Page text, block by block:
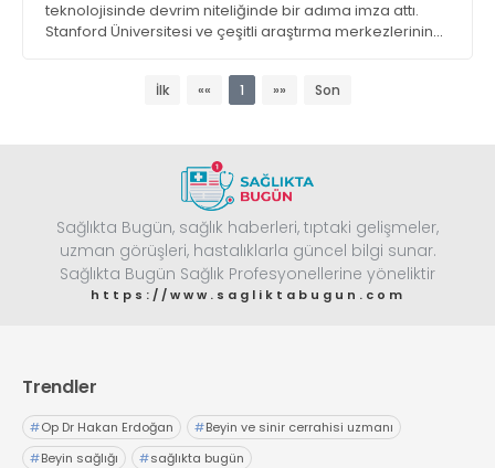
teknolojisinde devrim niteliğinde bir adıma imza attı.
Stanford Üniversitesi ve çeşitli araştırma merkezlerinin
kaybetmiş bireylerin beyin sinyallerini, yapay zeka
aracılığıyla saniyeler içinde metne ve sese
İlk «« 1 »» Son
Sağlıkta Bugün, sağlık haberleri, tıptaki gelişmeler,
uzman görüşleri, hastalıklarla güncel bilgi sunar.
Sağlıkta Bugün Sağlık Profesyonellerine yöneliktir
https://www.sagliktabugun.com
Trendler
#Op Dr Hakan Erdoğan #Beyin ve sinir cerrahisi uzmanı
#Beyin sağlığı #sağlıkta bugün